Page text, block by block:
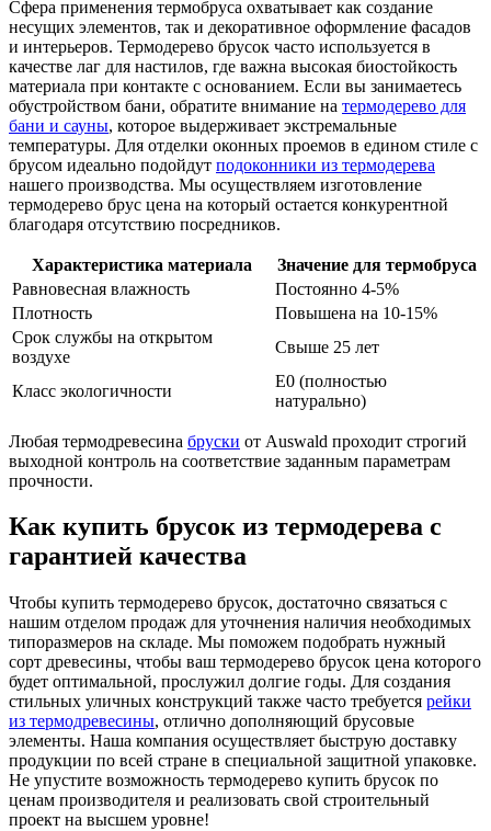
Сфера применения термобруса охватывает как создание
несущих элементов, так и декоративное оформление фасадов
и интерьеров. Термодерево брусок часто используется в
качестве лаг для настилов, где важна высокая биостойкость
материала при контакте с основанием. Если вы занимаетесь
обустройством бани, обратите внимание на термодерево для
бани и сауны, которое выдерживает экстремальные
температуры. Для отделки оконных проемов в едином стиле с
брусом идеально подойдут подоконники из термодерева
нашего производства. Мы осуществляем изготовление
термодерево брус цена на который остается конкурентной
благодаря отсутствию посредников.
Характеристика материала
Значение для термобруса
Равновесная влажность
Постоянно 4-5%
Плотность
Повышена на 10-15%
Срок службы на открытом
воздухе
Свыше 25 лет
Класс экологичности
E0 (полностью
натурально)
Любая термодревесина бруски от Auswald проходит строгий
выходной контроль на соответствие заданным параметрам
прочности.
Как купить брусок из термодерева с
гарантией качества
Чтобы купить термодерево брусок, достаточно связаться с
нашим отделом продаж для уточнения наличия необходимых
типоразмеров на складе. Мы поможем подобрать нужный
сорт древесины, чтобы ваш термодерево брусок цена которого
будет оптимальной, прослужил долгие годы. Для создания
стильных уличных конструкций также часто требуется рейки
из термодревесины, отлично дополняющий брусовые
элементы. Наша компания осуществляет быструю доставку
продукции по всей стране в специальной защитной упаковке.
Не упустите возможность термодерево купить брусок по
ценам производителя и реализовать свой строительный
проект на высшем уровне!